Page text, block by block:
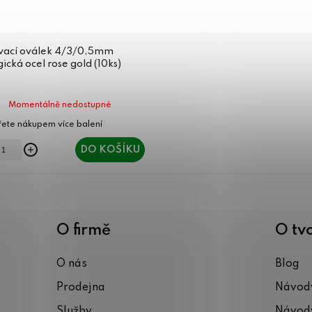
oválek 4/3/0,5mm
ocel rose gold (10ks)
Momentálně nedostupné
DO KOŠÍKU
O firmě
O nás
Prodejna
O
Blog